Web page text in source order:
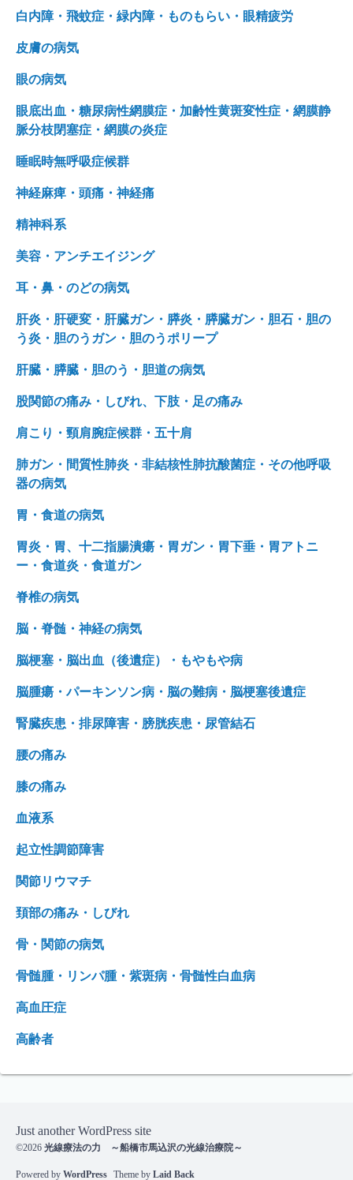
白内障・飛蚊症・緑内障・ものもらい・眼精疲労
皮膚の病気
眼の病気
眼底出血・糖尿病性網膜症・加齢性黄斑変性症・網膜静
脈分枝閉塞症・網膜の炎症
睡眠時無呼吸症候群
神経麻痺・頭痛・神経痛
精神科系
美容・アンチエイジング
耳・鼻・のどの病気
肝炎・肝硬変・肝臓ガン・膵炎・膵臓ガン・胆石・胆の
う炎・胆のうガン・胆のうポリープ
肝臓・膵臓・胆のう・胆道の病気
股関節の痛み・しびれ、下肢・足の痛み
肩こり・頸肩腕症候群・五十肩
肺ガン・間質性肺炎・非結核性肺抗酸菌症・その他呼吸
器の病気
胃・食道の病気
胃炎・胃、十二指腸潰瘍・胃ガン・胃下垂・胃アトニ
ー・食道炎・食道ガン
脊椎の病気
脳・脊髄・神経の病気
脳梗塞・脳出血（後遺症）・もやもや病
脳腫瘍・パーキンソン病・脳の難病・脳梗塞後遺症
腎臓疾患・排尿障害・膀胱疾患・尿管結石
腰の痛み
膝の痛み
血液系
起立性調節障害
関節リウマチ
頚部の痛み・しびれ
骨・関節の病気
骨髄腫・リンパ腫・紫斑病・骨髄性白血病
高血圧症
高齢者
Just another WordPress site
©2026 光線療法の力 ～船橋市馬込沢の光線治療院～
Powered by WordPress Theme by Laid Back